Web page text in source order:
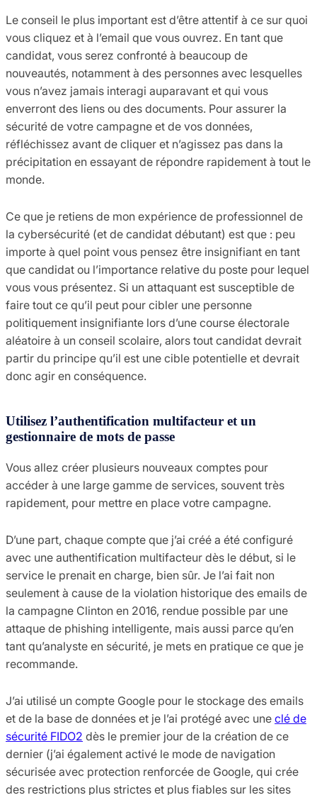
Le conseil le plus important est d’être attentif à ce sur quoi
vous cliquez et à l’email que vous ouvrez. En tant que
candidat, vous serez confronté à beaucoup de
nouveautés, notamment à des personnes avec lesquelles
vous n’avez jamais interagi auparavant et qui vous
enverront des liens ou des documents. Pour assurer la
sécurité de votre campagne et de vos données,
réfléchissez avant de cliquer et n’agissez pas dans la
précipitation en essayant de répondre rapidement à tout le
monde.
Ce que je retiens de mon expérience de professionnel de
la cybersécurité (et de candidat débutant) est que : peu
importe à quel point vous pensez être insignifiant en tant
que candidat ou l’importance relative du poste pour lequel
vous vous présentez. Si un attaquant est susceptible de
faire tout ce qu’il peut pour cibler une personne
politiquement insignifiante lors d’une course électorale
aléatoire à un conseil scolaire, alors tout candidat devrait
partir du principe qu’il est une cible potentielle et devrait
donc agir en conséquence.
Utilisez l’authentification multifacteur et un
gestionnaire de mots de passe
Vous allez créer plusieurs nouveaux comptes pour
accéder à une large gamme de services, souvent très
rapidement, pour mettre en place votre campagne.
D’une part, chaque compte que j’ai créé a été configuré
avec une authentification multifacteur dès le début, si le
service le prenait en charge, bien sûr. Je l’ai fait non
seulement à cause de la violation historique des emails de
la campagne Clinton en 2016, rendue possible par une
attaque de phishing intelligente, mais aussi parce qu’en
tant qu’analyste en sécurité, je mets en pratique ce que je
recommande.
J’ai utilisé un compte Google pour le stockage des emails
et de la base de données et je l’ai protégé avec une clé de
sécurité FIDO2 dès le premier jour de la création de ce
dernier (j’ai également activé le mode de navigation
sécurisée avec protection renforcée de Google, qui crée
des restrictions plus strictes et plus fiables sur les sites